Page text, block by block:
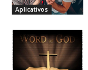
Aplicativos